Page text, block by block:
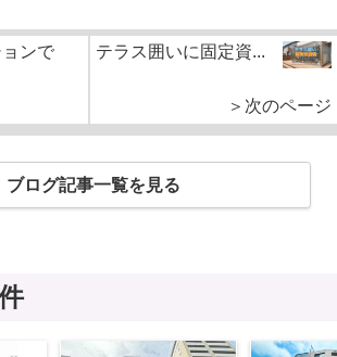
ンで
テラス囲いに固定資...
＞次のページ
ブログ記事一覧を見る